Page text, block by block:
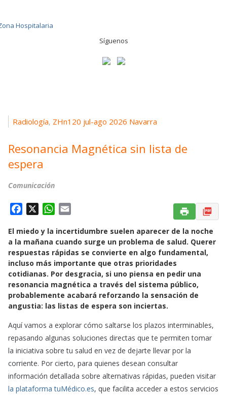
Síguenos
Radiología, ZHn120 jul-ago 2026 Navarra
Resonancia Magnética sin lista de
espera
Comunicación
c
e
b
o
o
k
W
a
t
s
A
p
p
a
i
l
El miedo y la incertidumbre suelen aparecer de la noche
a la mañana cuando surge un problema de salud. Querer
respuestas rápidas se convierte en algo fundamental,
incluso más importante que otras prioridades
cotidianas. Por desgracia, si uno piensa en pedir una
resonancia magnética a través del sistema público,
probablemente acabará reforzando la sensación de
angustia: las listas de espera son inciertas.
Aquí vamos a explorar cómo saltarse los plazos interminables,
repasando algunas soluciones directas que te permiten tomar
la iniciativa sobre tu salud en vez de dejarte llevar por la
corriente. Por cierto, para quienes desean consultar
información detallada sobre alternativas rápidas, pueden visitar
la plataforma tuMédico.es, que facilita acceder a estos servicios